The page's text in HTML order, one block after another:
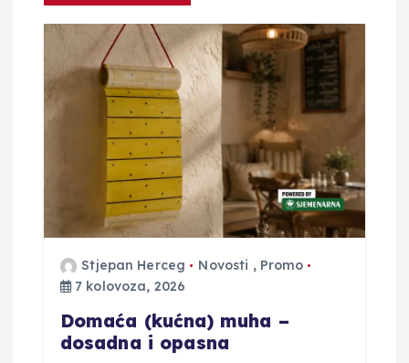
a
o
Stjepan Herceg Novosti , Promo
7 kolovoza, 2026
Domaća (kućna) muha –
dosadna i opasna